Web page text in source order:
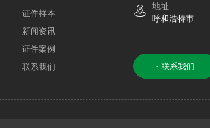
证件样本
新闻资讯
证件案例
联系我们
地址
呼和浩特市
· 联系我们